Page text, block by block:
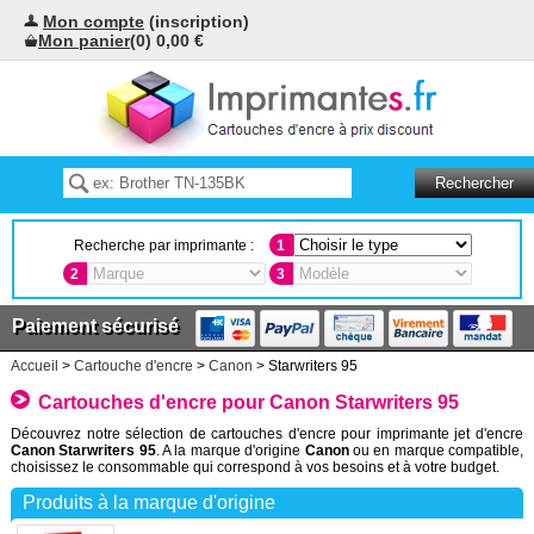
Mon compte (inscription)
Mon panier(0) 0,00 €
Recherche par imprimante :
1
2
3
Paiement sécurisé
Accueil > Cartouche d'encre > Canon > Starwriters 95
Cartouches d'encre pour Canon Starwriters 95
Découvrez notre sélection de cartouches d'encre pour imprimante jet d'encre
Canon Starwriters 95. A la marque d'origine Canonou en marque compatible,
choisissez le consommable qui correspond à vos besoins et à votre budget.
Produits à la marque d'origine